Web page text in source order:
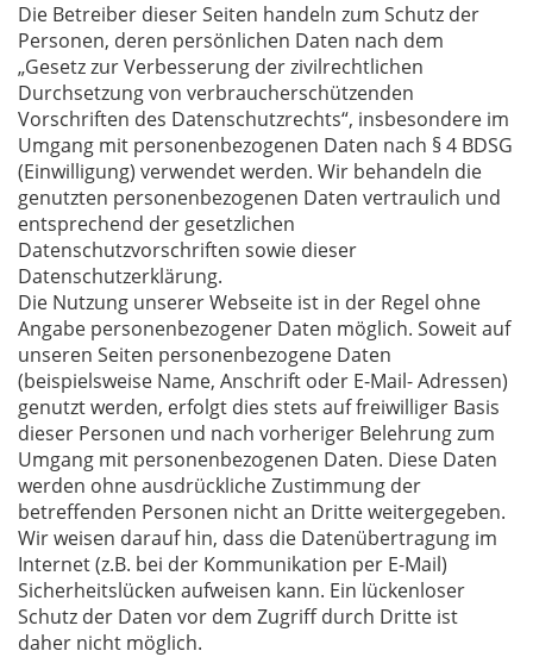
Die Betreiber dieser Seiten handeln zum Schutz der
Personen, deren persönlichen Daten nach dem
„Gesetz zur Verbesserung der zivilrechtlichen
Durchsetzung von verbraucherschützenden
Vorschriften des Datenschutzrechts“, insbesondere im
Umgang mit personenbezogenen Daten nach § 4 BDSG
(Einwilligung) verwendet werden. Wir behandeln die
genutzten personenbezogenen Daten vertraulich und
entsprechend der gesetzlichen
Datenschutzvorschriften sowie dieser
Datenschutzerklärung.
Die Nutzung unserer Webseite ist in der Regel ohne
Angabe personenbezogener Daten möglich. Soweit auf
unseren Seiten personenbezogene Daten
(beispielsweise Name, Anschrift oder E-Mail- Adressen)
genutzt werden, erfolgt dies stets auf freiwilliger Basis
dieser Personen und nach vorheriger Belehrung zum
Umgang mit personenbezogenen Daten. Diese Daten
werden ohne ausdrückliche Zustimmung der
betreffenden Personen nicht an Dritte weitergegeben.
Wir weisen darauf hin, dass die Datenübertragung im
Internet (z.B. bei der Kommunikation per E-Mail)
Sicherheitslücken aufweisen kann. Ein lückenloser
Schutz der Daten vor dem Zugriff durch Dritte ist
daher nicht möglich.